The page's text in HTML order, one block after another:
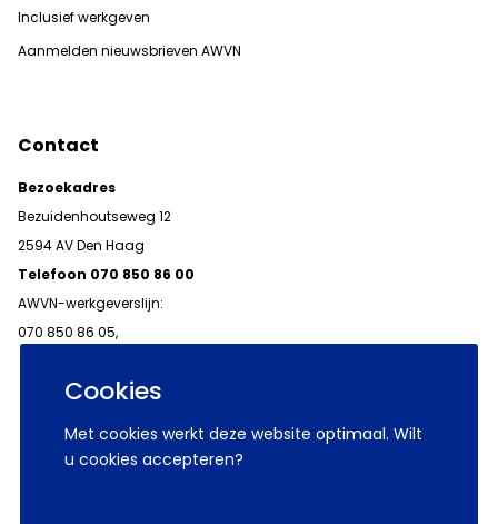
Cookies
Met cookies werkt deze website optimaal. Wilt
u cookies accepteren?
Inclusief werkgeven
Aanmelden nieuwsbrieven AWVN
Contact
Bezoekadres
Bezuidenhoutseweg 12
2594 AV Den Haag
Telefoon 070 850 86 00
AWVN-werkgeverslijn:
070 850 86 05,
© 2026 AWVN